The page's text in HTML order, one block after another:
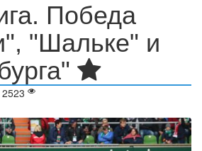
Победа
"Шальке" и
2523